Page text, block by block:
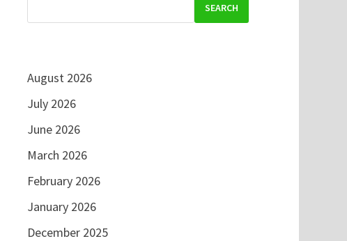
SEARCH
August 2026
July 2026
June 2026
March 2026
February 2026
January 2026
December 2025